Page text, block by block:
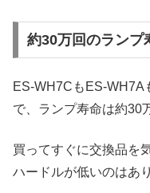
約30万回のランプ
ES-WH7CもES-WH7A
で、ランプ寿命は約30
買ってすぐに交換品を
ハードルが低いのはあ